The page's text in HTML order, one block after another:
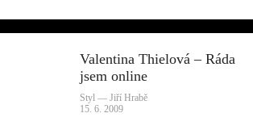
Valentina Thielová – Ráda
jsem online
Styl — Jiří Hrabě
15. 6. 2009